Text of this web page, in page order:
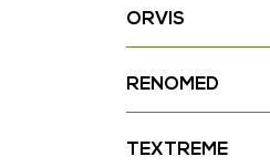
ORVIS
RENOMED
TEXTREME